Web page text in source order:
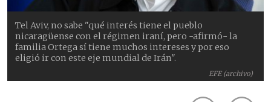
EFE (archivo)
Tel Aviv, no sabe "qué interés tiene el pueblo
nicaragüense con el régimen iraní, pero -afirmó- la
familia Ortega sí tiene muchos intereses y por eso
eligió ir con este eje mundial de Irán".